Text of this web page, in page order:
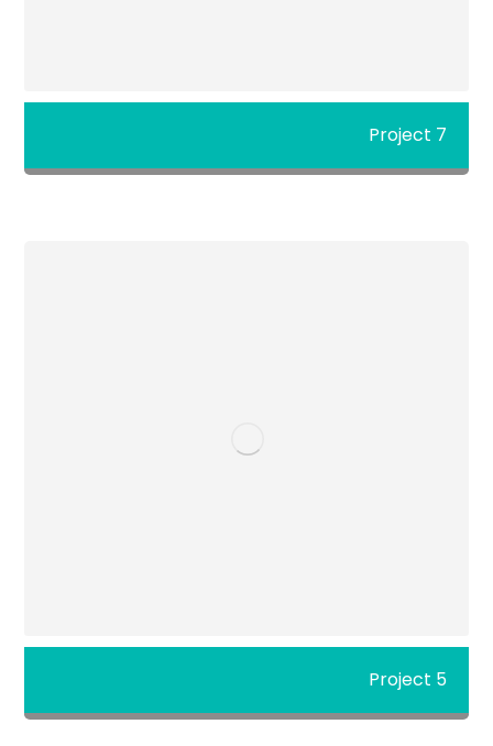
Project 7
Project 5